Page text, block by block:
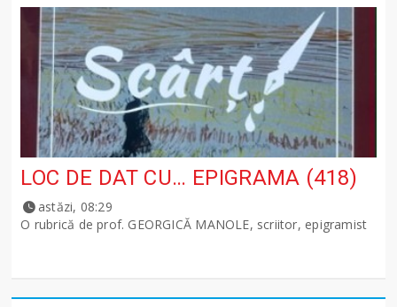
LOC DE DAT CU… EPIGRAMA (418)
astăzi, 08:29
O rubrică de prof. GEORGICĂ MANOLE, scriitor, epigramist